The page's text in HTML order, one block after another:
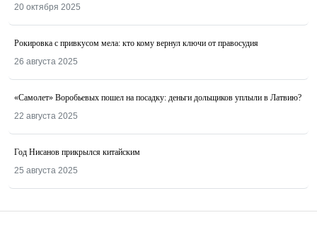
20 октября 2025
Рокировка с привкусом мела: кто кому вернул ключи от правосудия
26 августа 2025
«Самолет» Воробьевых пошел на посадку: деньги дольщиков уплыли в Латвию?
22 августа 2025
Год Нисанов прикрылся китайским
25 августа 2025